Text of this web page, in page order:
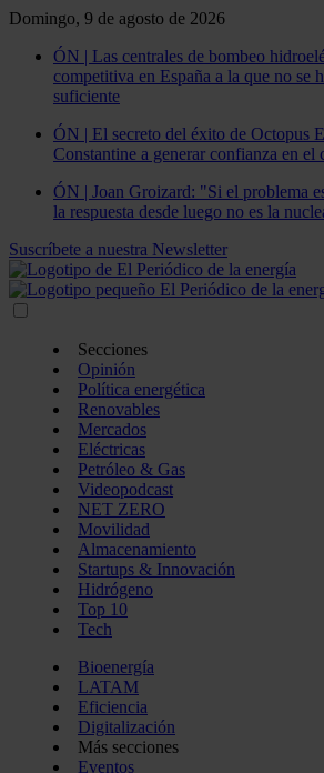
Domingo, 9 de agosto de 2026
ÓN | Las centrales de bombeo
competitiva en España a la que no se
suficiente
ÓN | El secreto del éxito de Octopus
Constantine a generar confianza en el
ÓN | Joan Groizard: "Si el problema
la respuesta desde luego no es la
Suscríbete a nuestra Newsletter
Secciones
Opinión
Política energética
Renovables
Mercados
Eléctricas
Petróleo & Gas
Videopodcast
NET ZERO
Movilidad
Almacenamiento
Startups & Innovación
Hidrógeno
Top 10
Tech
Bioenergía
LATAM
Eficiencia
Digitalización
Más secciones
Eventos